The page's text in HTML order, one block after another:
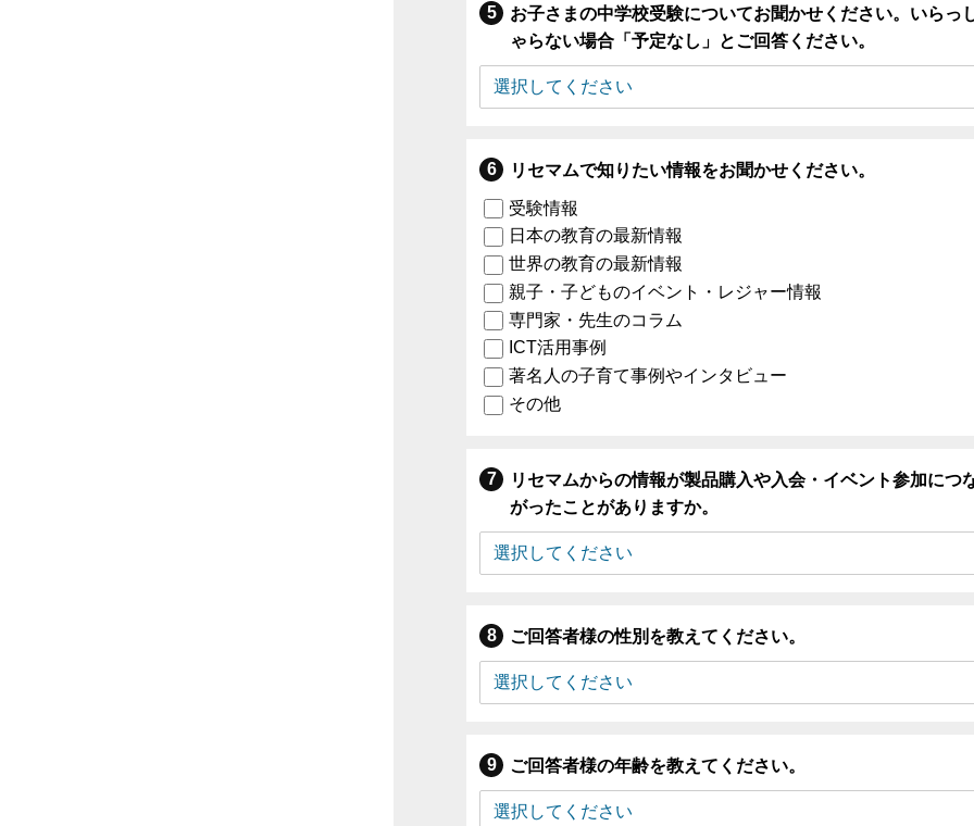
お子さまの中学校受験についてお聞かせください。いらっ
ゃらない場合「予定なし」とご回答ください。
リセマムで知りたい情報をお聞かせください。
受験情報
日本の教育の最新情報
世界の教育の最新情報
親子・子どものイベント・レジャー情報
専門家・先生のコラム
ICT活用事例
著名人の子育て事例やインタビュー
その他
リセマムからの情報が製品購入や入会・イベント参加につ
がったことがありますか。
ご回答者様の性別を教えてください。
ご回答者様の年齢を教えてください。